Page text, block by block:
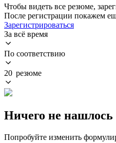
Чтобы видеть все резюме,
После регистрации покажем
Зарегистрироваться
За всё время
По соответствию
20 резюме
Ничего не нашлось
Попробуйте изменить